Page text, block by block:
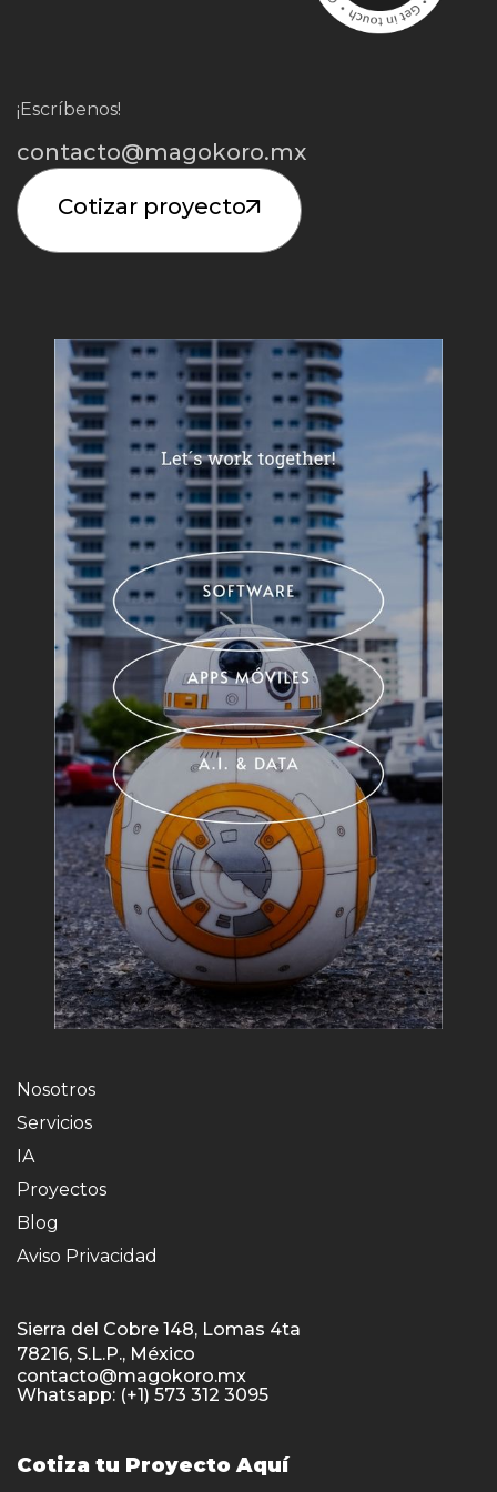
¡Escríbenos!
contacto@magokoro.mx
Cotizar proyecto
Nosotros
Servicios
IA
Proyectos
Blog
Aviso Privacidad
Sierra del Cobre 148, Lomas 4ta
78216, S.L.P., México
contacto@magokoro.mx
Whatsapp: (+1) 573 312 3095
Cotiza tu Proyecto Aquí